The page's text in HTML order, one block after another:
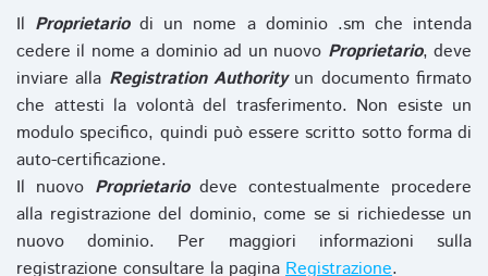
Il Proprietariodi un nome a dominio .sm che intenda
cedere il nome a dominio ad un nuovo Proprietario, deve
inviare alla Registration Authorityun documento firmato
che attesti la volontà del trasferimento. Non esiste un
modulo specifico, quindi può essere scritto sotto forma di
auto-certificazione.
Il nuovo Proprietariodeve contestualmente procedere
alla registrazione del dominio, come se si richiedesse un
nuovo dominio. Per maggiori informazioni sulla
registrazione consultare la pagina Registrazione.